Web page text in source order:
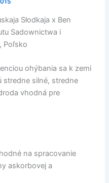
Słodkaja x Ben
Sadownictwa i
Poľsko
ohýbania sa k zemi
silné, stredne
vhodná pre
na spracovanie
askorbovej a